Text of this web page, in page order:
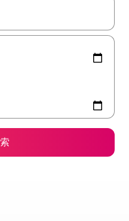
矢印キーを使って移動するか